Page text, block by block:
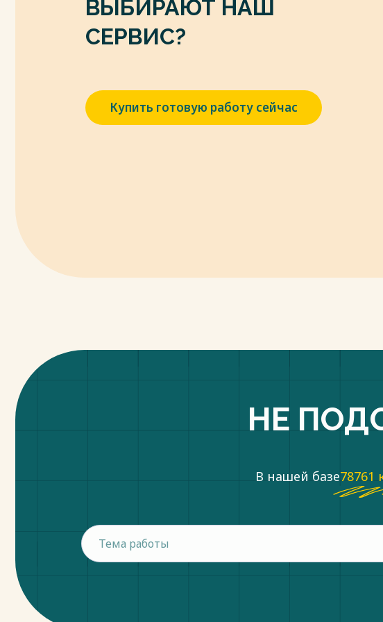
должны быть оснащены перспективными
средствами из состава ПТСС, что позволит
узлов связи и повысить эффективность
ВЫБИРАЮТ НАШ
СЕРВИС?
Купить готовую работу сейчас
НЕ
В нашей базе78761